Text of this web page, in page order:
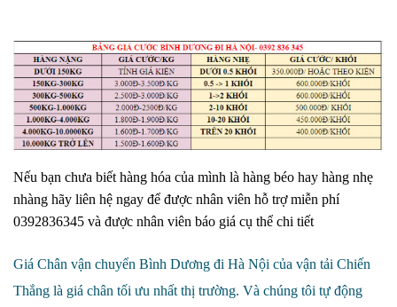
Nếu bạn chưa biết hàng hóa của mình là hàng béo hay hàng nhẹ
nhàng hãy liên hệ ngay để được nhân viên hỗ trợ miễn phí
0392836345 và được nhân viên báo giá cụ thể chi tiết
Giá Chân vận chuyển Bình Dương đi Hà Nội của vận tải Chiến
Thắng là giá chân tối ưu nhất thị trường. Và chúng tôi tự động